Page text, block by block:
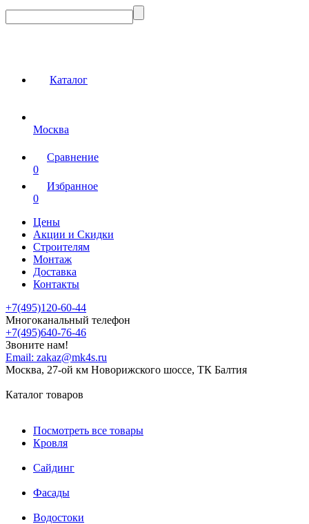
Каталог
Москва
Сравнение
0
Избранное
0
Цены
Акции и Скидки
Строителям
Монтаж
Доставка
Контакты
+7(495)120-60-44
Многоканальный телефон
+7(495)640-76-46
Звоните нам!
Email: zakaz@mk4s.ru
Москва, 27-ой км Новорижского шоссе, ТК Балтия
Каталог товаров
Посмотреть все товары
Кровля
Сайдинг
Фасады
Водостоки